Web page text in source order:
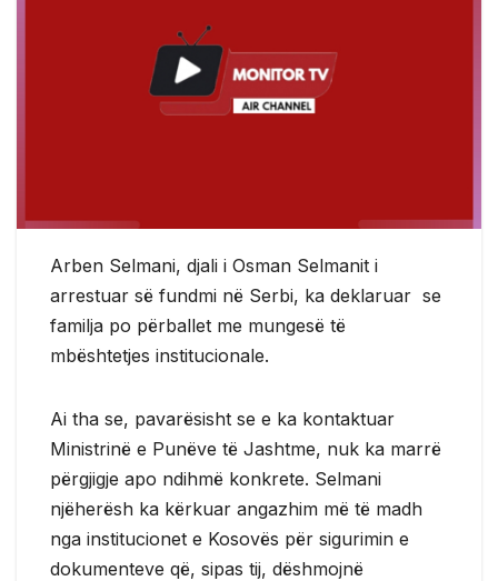
Arben Selmani, djali i Osman Selmanit i
arrestuar së fundmi në Serbi, ka deklaruar se
familja po përballet me mungesë të
mbështetjes institucionale.
Ai tha se, pavarësisht se e ka kontaktuar
Ministrinë e Punëve të Jashtme, nuk ka marrë
përgjigje apo ndihmë konkrete. Selmani
njëherësh ka kërkuar angazhim më të madh
nga institucionet e Kosovës për sigurimin e
dokumenteve që, sipas tij, dëshmojnë